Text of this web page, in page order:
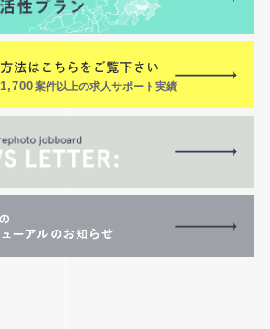
1,700案件以上の求人サポート実績